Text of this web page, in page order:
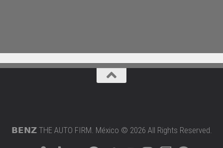
𝗕𝗘𝗡𝗭 THE AUTO FIRM. México © 2026 All Rights Reserved.